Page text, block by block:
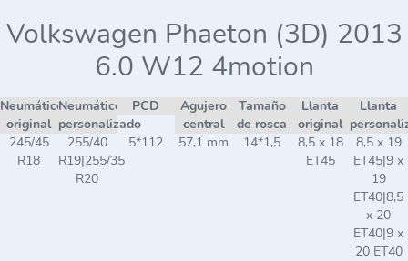
Volkswagen Phaeton (3D) 2013
6.0 W12 4motion
Neumático
original
Neumático
personalizado
PCD
Agujero
central
Tamaño
de rosca
Llanta
original
Llanta
245/45
R18
255/40
R19|255/35
R20
5*112 57,1 mm 14*1,5
8,5 x 18
ET45
8,5 x 19
ET45|9 x
19
ET40|8,5
x 20
ET40|9 x
20 ET40